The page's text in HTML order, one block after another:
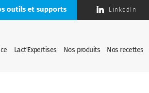
outils et supports LinkedIn
Lact'Expertises Nos produits Nos recettes